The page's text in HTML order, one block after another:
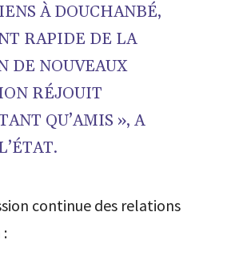
À DOUCHANBÉ,
RAPIDE DE LA
DE NOUVEAUX
RÉJOUIT
QU’AMIS », A
continue des relations